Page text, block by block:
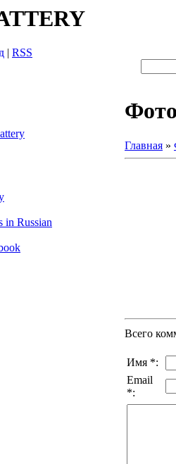
| RSS
in Russian
Главная »
Всего
Имя *:
Email
*: